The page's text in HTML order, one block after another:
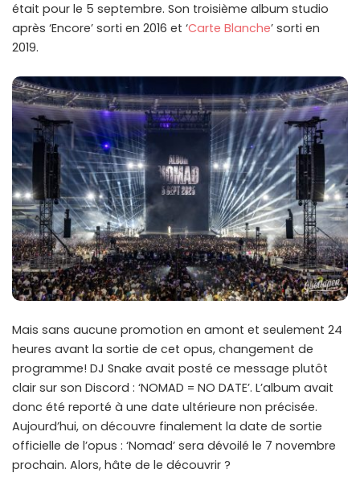
était pour le 5 septembre. Son troisième album studio
après ‘Encore’ sorti en 2016 et ‘Carte Blanche’ sorti en
2019.
Mais sans aucune promotion en amont et seulement 24
heures avant la sortie de cet opus, changement de
programme! DJ Snake avait posté ce message plutôt
clair sur son Discord : ‘NOMAD = NO DATE’. L’album avait
donc été reporté à une date ultérieure non précisée.
Aujourd’hui, on découvre finalement la date de sortie
officielle de l’opus : ‘Nomad’ sera dévoilé le 7 novembre
prochain. Alors, hâte de le découvrir ?